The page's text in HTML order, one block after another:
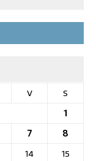
V
S
1
7
8
14
15